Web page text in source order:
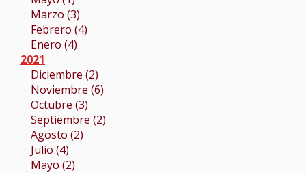
Marzo (3)
Febrero (4)
Enero (4)
2021
Diciembre (2)
Noviembre (6)
Octubre (3)
Septiembre (2)
Agosto (2)
Julio (4)
Mayo (2)